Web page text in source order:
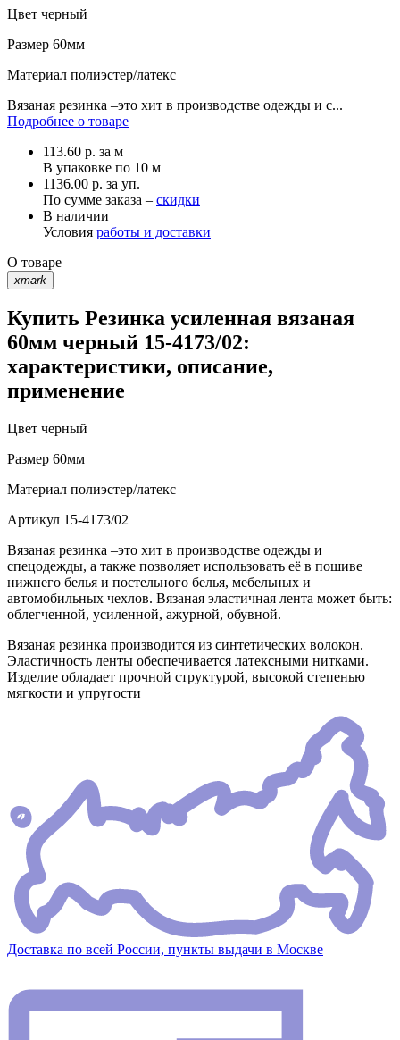
Цвет черный
Размер 60мм
Материал полиэстер/латекс
Вязаная резинка –это хит в производстве одежды и с...
Подробнее о товаре
113.60 р. за м
В упаковке по 10 м
1136.00 р. за уп.
По сумме заказа – скидки
В наличии
Условия работы и доставки
О товаре
xmark
Купить Резинка усиленная вязаная
60мм черный 15-4173/02:
характеристики, описание,
применение
Цвет черный
Размер 60мм
Материал полиэстер/латекс
Артикул 15-4173/02
Вязаная резинка –это хит в производстве одежды и
спецодежды, а также позволяет использовать её в пошиве
нижнего белья и постельного белья, мебельных и
автомобильных чехлов. Вязаная эластичная лента может быть:
облегченной, усиленной, ажурной, обувной.
Вязаная резинка производится из синтетических волокон.
Эластичность ленты обеспечивается латексными нитками.
Изделие обладает прочной структурой, высокой степенью
мягкости и упругости
Доставка по всей России, пункты выдачи в Москве